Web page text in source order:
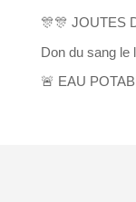
🎊🎊 JOUTES
Don du sang le
🚨 EAU